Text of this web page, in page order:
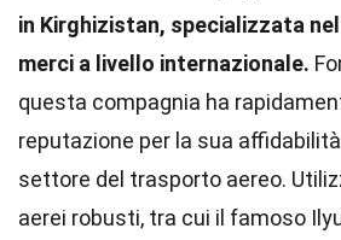
in Kirghizistan, specializzata
merci a livello internazionale.
questa compagnia ha
reputazione per la sua
settore del trasporto aereo.
aerei robusti, tra cui il famoso